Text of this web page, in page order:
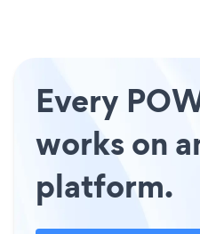
Every
works on
platform.